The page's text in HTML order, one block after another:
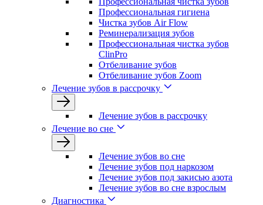
Профессиональная гигиена
Чистка зубов Air Flow
Реминерализация зубов
Профессиональная чистка зубов
ClinPro
Отбеливание зубов
Отбеливание зубов Zoom
Лечение зубов в рассрочку
Лечение зубов в рассрочку
Лечение во сне
Лечение зубов во сне
Лечение зубов под наркозом
Лечение зубов под закисью азота
Лечение зубов во сне взрослым
Диагностика